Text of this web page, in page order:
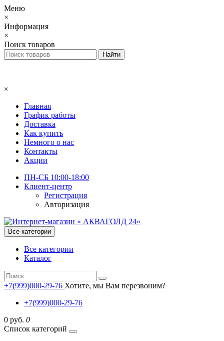
Меню
×
Информация
×
Поиск товаров
×
Главная
График работы
Доставка
Как купить
Немного о нас
Контакты
Акции
ПН-СБ 10:00-18:00
Клиент-центр
Регистрация
Авторизация
Все категории
Все категории
Каталог
+7(999)000-29-76 Хотите, мы Вам перезвоним?
+7(999)000-29-76
0 руб. 0
Список категорий